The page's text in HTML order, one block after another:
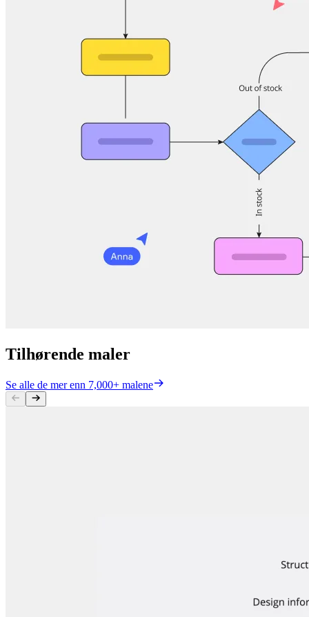
Tilhørende maler
Se alle de mer enn 7,000+ malene